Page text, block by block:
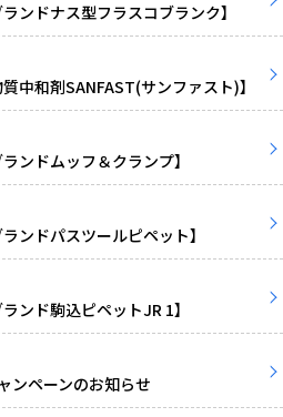
ンドナス型フラスコブランク】
中和剤SANFAST(サンファスト)】
ンドムッフ＆クランプ】
ンドパスツールピペット】
ンド駒込ピペットJR 1】
ンペーンのお知らせ